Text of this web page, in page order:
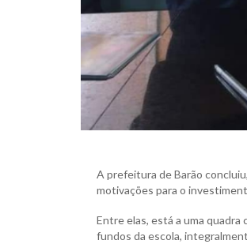
A prefeitura de Barão
motivações para o
Entre elas, está a uma quadra
fundos da escola,